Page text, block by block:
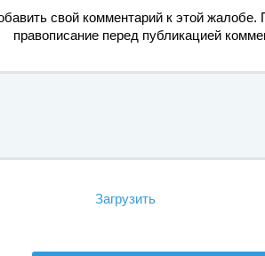
свой комментарий к этой жалобе.
правописание перед публикацией
Загрузить